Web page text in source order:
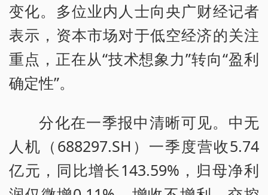
变化。多位业内人士向央广财经记者
表示，资本市场对于低空经济的关注
重点，正在从“技术想象力”转向“盈利
确定性”。
分化在一季报中清晰可见。中无
人机（688297.SH）一季度营收5.74
亿元，同比增长143.59%，归母净利